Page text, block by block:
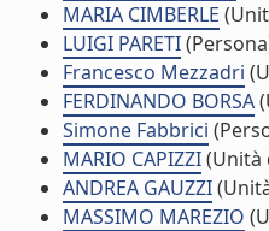
MARIA CIMBERLE
LUIGI PARETI
Francesco Mezzadri
FERDINANDO BORSA
Simone Fabbrici
MARIO CAPIZZI(Unità
ANDREA GAUZZI
MASSIMO MAREZIO